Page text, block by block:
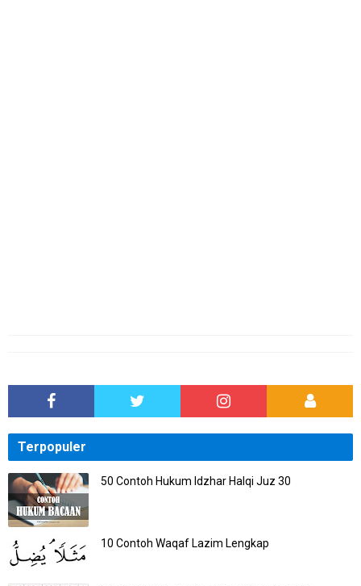
Terpopuler
50 Contoh Hukum Idzhar Halqi Juz 30
10 Contoh Waqaf Lazim Lengkap